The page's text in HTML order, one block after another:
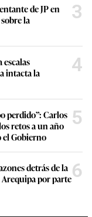
de JP en
la
3
escalas
intacta la
4
perdido”: Carlos
retos a un año
el Gobierno
5
detrás de la
Arequipa por parte6